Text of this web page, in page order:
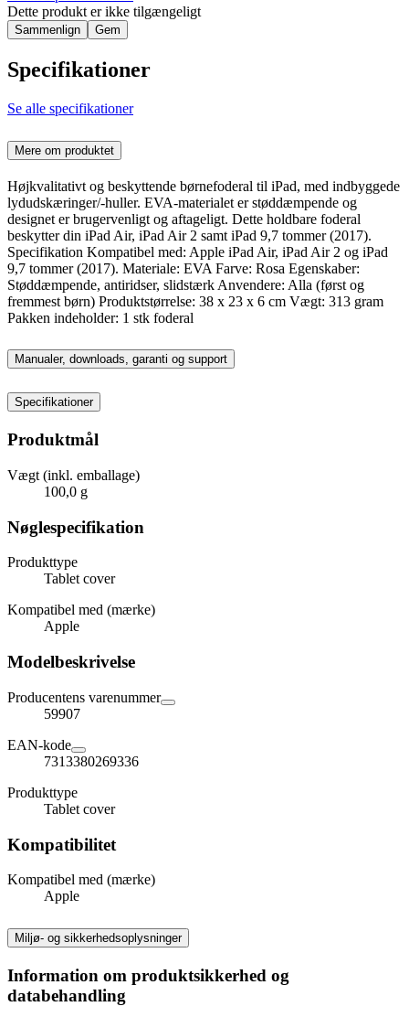
Dette produkt er ikke tilgængeligt
Sammenlign Gem
Specifikationer
Se alle specifikationer
Mere om produktet
Højkvalitativt og beskyttende børnefoderal til iPad, med indbyggede
lydudskæringer/-huller. EVA-materialet er støddæmpende og
designet er brugervenligt og aftageligt. Dette holdbare foderal
beskytter din iPad Air, iPad Air 2 samt iPad 9,7 tommer (2017).
Specifikation Kompatibel med: Apple iPad Air, iPad Air 2 og iPad
9,7 tommer (2017). Materiale: EVA Farve: Rosa Egenskaber:
Støddæmpende, antiridser, slidstærk Anvendere: Alla (først og
fremmest børn) Produktstørrelse: 38 x 23 x 6 cm Vægt: 313 gram
Pakken indeholder: 1 stk foderal
Manualer, downloads, garanti og support
Specifikationer
Produktmål
Vægt (inkl. emballage)
100,0 g
Nøglespecifikation
Produkttype
Tablet cover
Kompatibel med (mærke)
Apple
Modelbeskrivelse
Producentens varenummer
59907
EAN-kode
7313380269336
Produkttype
Tablet cover
Kompatibilitet
Kompatibel med (mærke)
Apple
Miljø- og sikkerhedsoplysninger
Information om produktsikkerhed og
databehandling